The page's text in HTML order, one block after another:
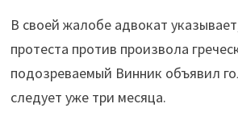
В своей жалобе адвокат
протеста против произвола
подозреваемый Винник объявил
следует уже три месяца.